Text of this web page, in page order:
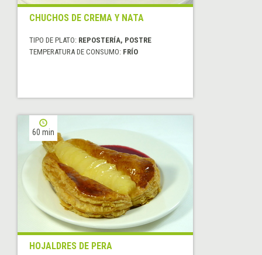
CHUCHOS DE CREMA Y NATA
TIPO DE PLATO: REPOSTERÍA, POSTRE
TEMPERATURA DE CONSUMO: FRÍO
60 min
HOJALDRES DE PERA